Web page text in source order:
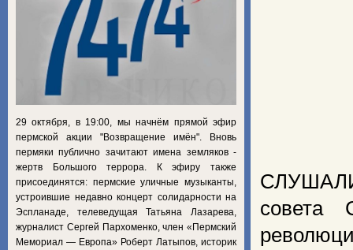
совета
29 октября, в 19:00, мы начнём прямой эфир
пермской акции "Возвращение имён". Вновь
пермяки публично зачитают имена земляков -
жертв Большого террора. К эфиру также
присоединятся: пермские уличные музыканты,
устроившие недавно концерт солидарности на
Эспланаде, телеведущая Татьяна Лазарева,
журналист Сергей Пархоменко, член «Пермский
Мемориал — Европа» Роберт Латыпов, историк